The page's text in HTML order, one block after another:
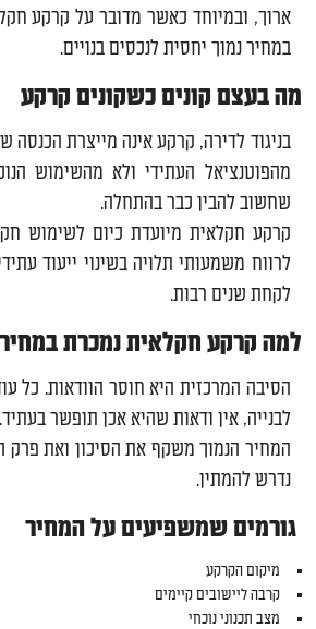
ארוך, ובמיוחד כאשר מדובר על קרקע
במחיר נמוך יחסית לנכסים בנויים.
מה בעצם קונים כשקונים קרקע
בניגוד לדירה, קרקע אינה מייצרת
מהפוטנציאל העתידי ולא מהשימוש
שחשוב להבין כבר בהתחלה.
קרקע חקלאית מיועדת כיום לשימוש
לרווח משמעותי תלויה בשינוי ייעוד
לקחת שנים רבות.
למה קרקע חקלאית נמכרת
הסיבה המרכזית היא חוסר הוודאות. כל
לבנייה, אין ודאות שהיא אכן תופשר בעתיד.
המחיר הנמוך משקף את הסיכון ואת פרק
נדרש להמתין.
גורמים שמשפיעים על המחיר
מיקום הקרקע
קרבה ליישובים קיימים
מצב תכנוני נוכחי